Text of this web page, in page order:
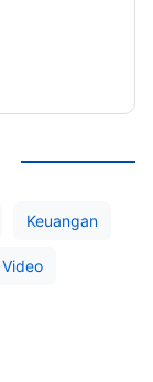
Keuangan
Video